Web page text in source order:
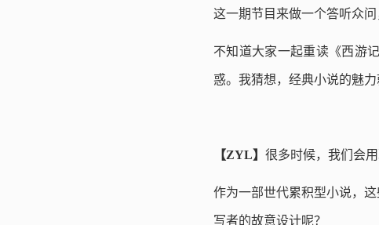
这一期节目来做一个答听众
不知道大家一起重读《西游
惑。我猜想，经典小说的魅
【ZYL】 很多时候，我们会
作为一部世代累积型小说，
写者的故意设计呢？